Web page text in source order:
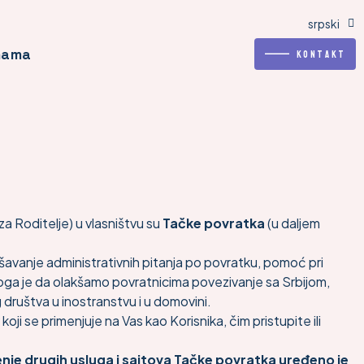
srpski
српски
——— Kontakt
Roditelje) u vlasništvu su Tačke povratka(u daljem
administrativnih pitanja po povratku, pomoć pri
je da olakšamo povratnicima povezivanje sa Srbijom,
u inostranstvu i u domovini.
se primenjuje na Vas kao Korisnika, čim pristupite ili
drugih usluga i sajtova Tačke povratka uređeno je